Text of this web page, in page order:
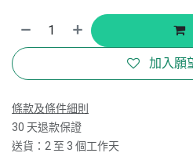
加入願
條款及條件細則
30 天退款保證
送貨：2 至 3 個工作天